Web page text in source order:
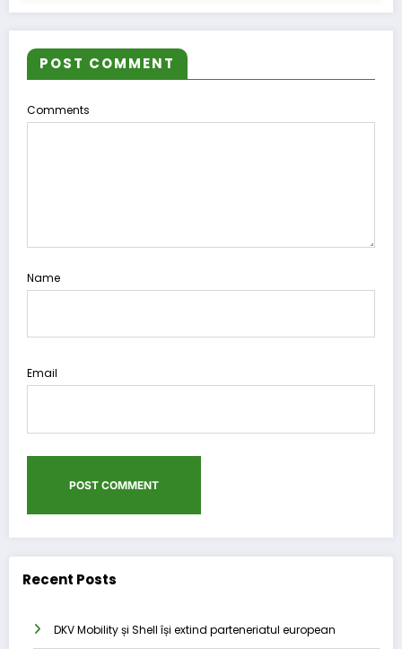
POST COMMENT
Comments
Name
Email
Recent Posts
DKV Mobility și Shell își extind parteneriatul european